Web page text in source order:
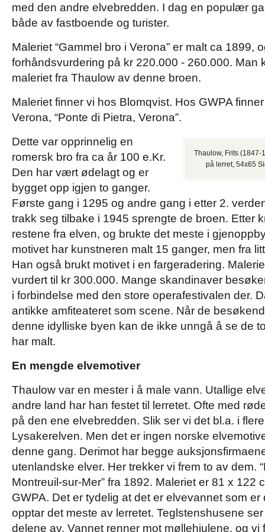
med den andre elvebredden. I dag en populær
både av fastboende og turister.
Maleriet “Gammel bro i Verona” er malt ca 1899,
forhåndsvurdering på kr 220.000 - 260.000. Man
maleriet fra Thaulow av denne broen.
Maleriet finner vi hos Blomqvist. Hos GWPA
Verona, “Ponte di Pietra, Verona”.
Thaulow, Frits (1847-
på lerret, 54x65
Dette var opprinnelig en
romersk bro fra ca år 100 e.Kr.
Den har vært ødelagt og er
bygget opp igjen to ganger.
Første gang i 1295 og andre gang i etter 2.
trakk seg tilbake i 1945 sprengte de broen. Etter
restene fra elven, og brukte det meste i
motivet har kunstneren malt 15 ganger, men fra
Han også brukt motivet i en fargeradering.
vurdert til kr 300.000. Mange skandinaver
i forbindelse med den store operafestivalen der.
antikke amfiteateret som scene. Når de
denne idylliske byen kan de ikke unngå å se de
har malt.
En mengde elvemotiver
Thaulow var en mester i å male vann. Utallige
andre land har han festet til lerretet. Ofte med
på den ene elvebredden. Slik ser vi det bl.a. i
Lysakerelven. Men det er ingen norske
denne gang. Derimot har begge
utenlandske elver. Her trekker vi frem to av dem.
Montreuil-sur-Mer” fra 1892. Maleriet er 81 x 122
GWPA. Det er tydelig at det er elvevannet som
opptar det meste av lerretet. Teglstenshusene
delene av. Vannet renner mot møllehjulene, og vi